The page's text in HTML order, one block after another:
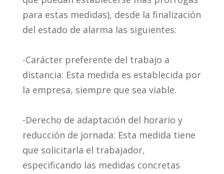
para estas medidas), desde la finalización
del estado de alarma las siguientes:
-Carácter preferente del trabajo a
distancia: Esta medida es establecida por
la empresa, siempre que sea viable.
-Derecho de adaptación del horario y
reducción de jornada: Esta medida tiene
que solicitarla el trabajador,
especificando las medidas concretas